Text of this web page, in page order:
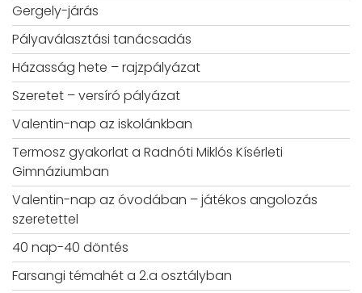
Gergely-járás
Pályaválasztási tanácsadás
Házasság hete – rajzpályázat
Szeretet – versíró pályázat
Valentin-nap az iskolánkban
Termosz gyakorlat a Radnóti Miklós Kísérleti
Gimnáziumban
Valentin-nap az óvodában – játékos angolozás
szeretettel
40 nap-40 döntés
Farsangi témahét a 2.a osztályban